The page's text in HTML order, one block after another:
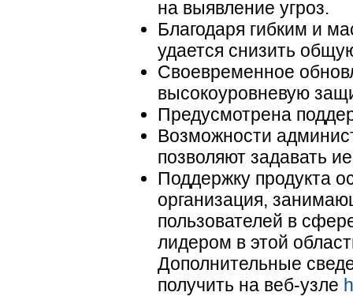
на выявление угроз.
Благодаря гибким и
удается снизить
Своевременное
высокоуровневую
Предусмотрена
Возможности
позволяют задавать
Поддержку продукта
организация,
пользователей в
лидером в этой
Дополнительные
получить на веб-узле